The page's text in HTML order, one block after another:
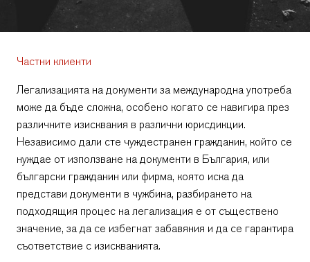
Частни клиенти
Легализацията на документи за международна употреба
може да бъде сложна, особено когато се навигира през
различните изисквания в различни юрисдикции.
Независимо дали сте чуждестранен гражданин, който се
нуждае от използване на документи в България, или
български гражданин или фирма, която иска да
представи документи в чужбина, разбирането на
подходящия процес на легализация е от съществено
значение, за да се избегнат забавяния и да се гарантира
съответствие с изискванията.